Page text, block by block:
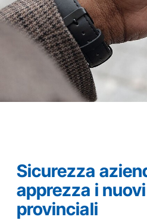
Sicurezza
apprezza i
provinciali